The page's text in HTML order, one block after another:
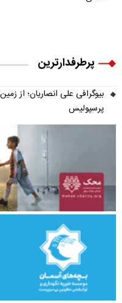
پرطرفدارترین
بیوگرافی علی انصاریان؛ از
پرسپولیس